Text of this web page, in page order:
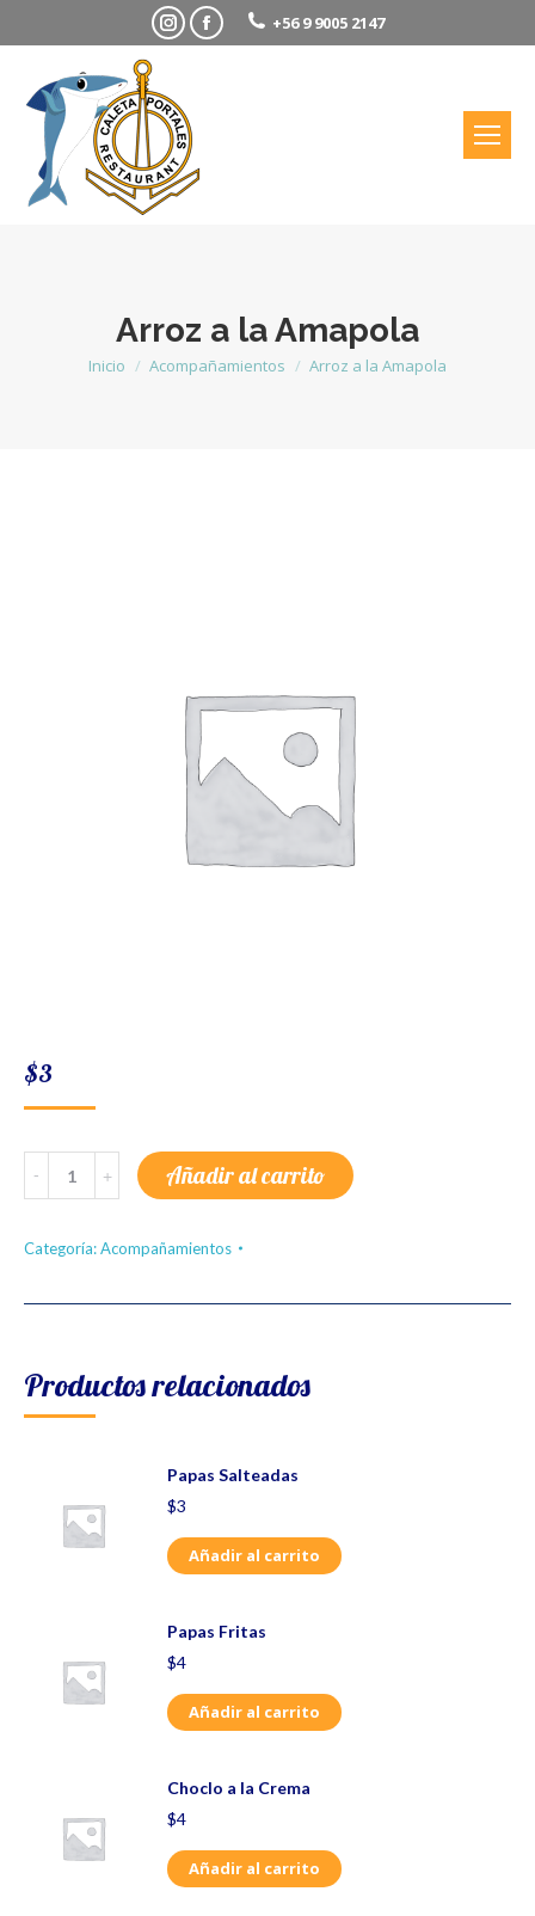
InstagramFacebook+56 9 9005 2147
Arroz a la Amapola
Inicio Acompañamientos Arroz a la Amapola
$3
Arroz
la
Añadir al carrito
Categoría:Acompañamientos
Productos relacionados
Papas Salteadas
$3
Añadir al carrito
Papas Fritas
$4
Añadir al carrito
Choclo a la Crema
$4
Añadir al carrito